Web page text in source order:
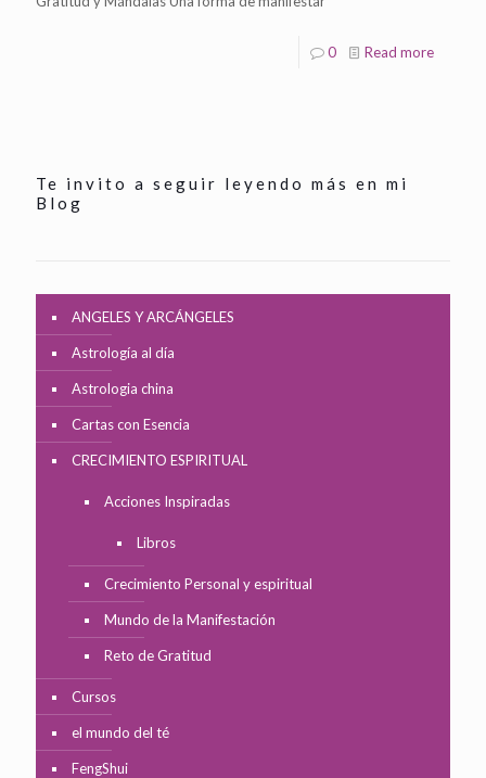
0 Read more
Te invito a seguir leyendo más en mi
Blog
ANGELES Y ARCÁNGELES
Astrología al día
Astrologia china
Cartas con Esencia
CRECIMIENTO ESPIRITUAL
Acciones Inspiradas
Libros
Crecimiento Personal y espiritual
Mundo de la Manifestación
Reto de Gratitud
Cursos
el mundo del té
FengShui